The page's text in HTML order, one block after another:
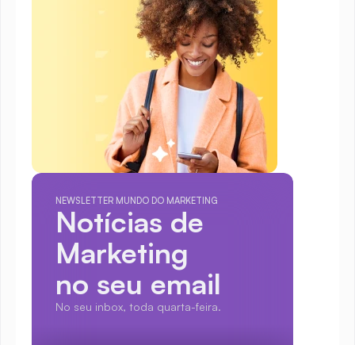
NEWSLETTER MUNDO DO MARKETING
Notícias de
Marketing
no seu email
No seu inbox, toda quarta-feira.